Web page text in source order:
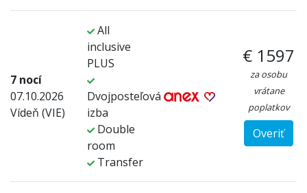
7 nocí
07.10.2026
Vídeň (VIE)
All
inclusive
PLUS
Dvojposteľová
izba
Double
room
Transfer
€ 1597
za osobu
vrátane
poplatkov
Overiť